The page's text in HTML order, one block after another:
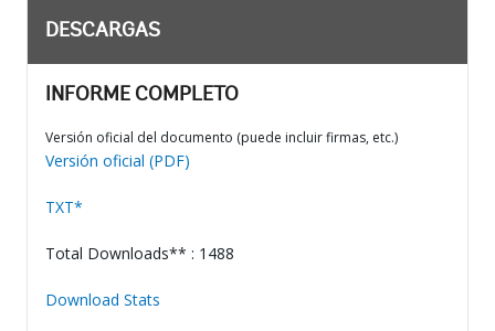
DESCARGAS
INFORME COMPLETO
Versión oficial del documento (puede incluir firmas, etc.)
Versión oficial (PDF)
TXT*
Total Downloads** : 1488
Download Stats